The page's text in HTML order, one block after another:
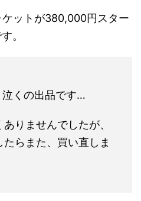
ットが380,000円スター
。
くの出品です…
りませんでしたが、
らまた、買い直しま